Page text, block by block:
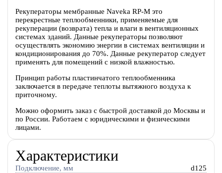
Рекуператоры мембранные Naveka RP-M это
перекрестные теплообменники, применяемые для
рекуперации (возврата) тепла и влаги в вентиляционных
системах зданий. Данные рекуператоры позволяют
осуществлять экономию энергии в системах вентиляции и
кондиционирования до 70%. Данные рекуператор следует
применять для помещений с низкой влажностью.
Принцип работы пластинчатого теплообменника
заключается в передаче теплоты вытяжного воздуха к
приточному.
Можно оформить заказ с быстрой доставкой до Москвы и
по России. Работаем с юридическими и физическими
лицами.
Характеристики
Подключение, мм d125